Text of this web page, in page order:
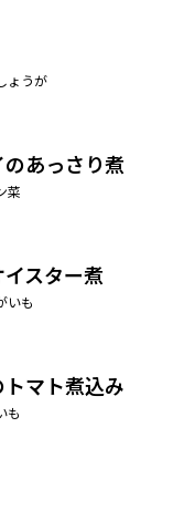
ょうが
あっさり煮
菜
スター煮
いも
マト煮込み
も